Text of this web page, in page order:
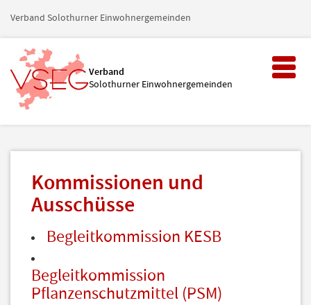
Verband Solothurner Einwohnergemeinden
Verband
Solothurner Einwohnergemeinden
Toggle
Kommissionen und
Ausschüsse
Begleitkommission KESB
Begleitkommission
Pflanzenschutzmittel (PSM)